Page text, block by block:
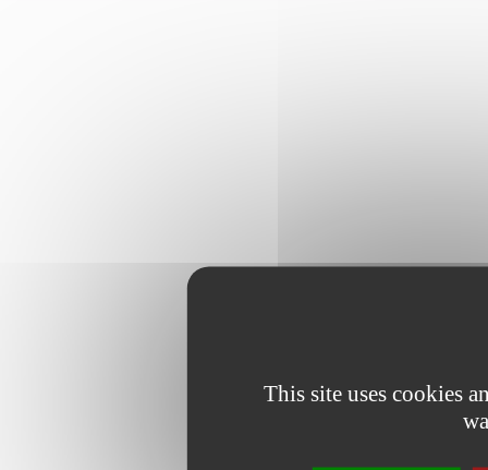
This site uses cookies